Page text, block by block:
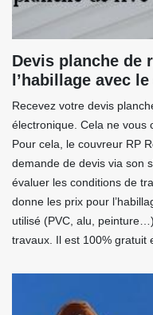
Devis planche de
l’habillage avec
Recevez votre devis
électronique. Cela ne vous
Pour cela, le couvreur RP
demande de devis via son
évaluer les conditions de
donne les prix pour
utilisé (PVC, alu,
travaux. Il est 100% gratuit